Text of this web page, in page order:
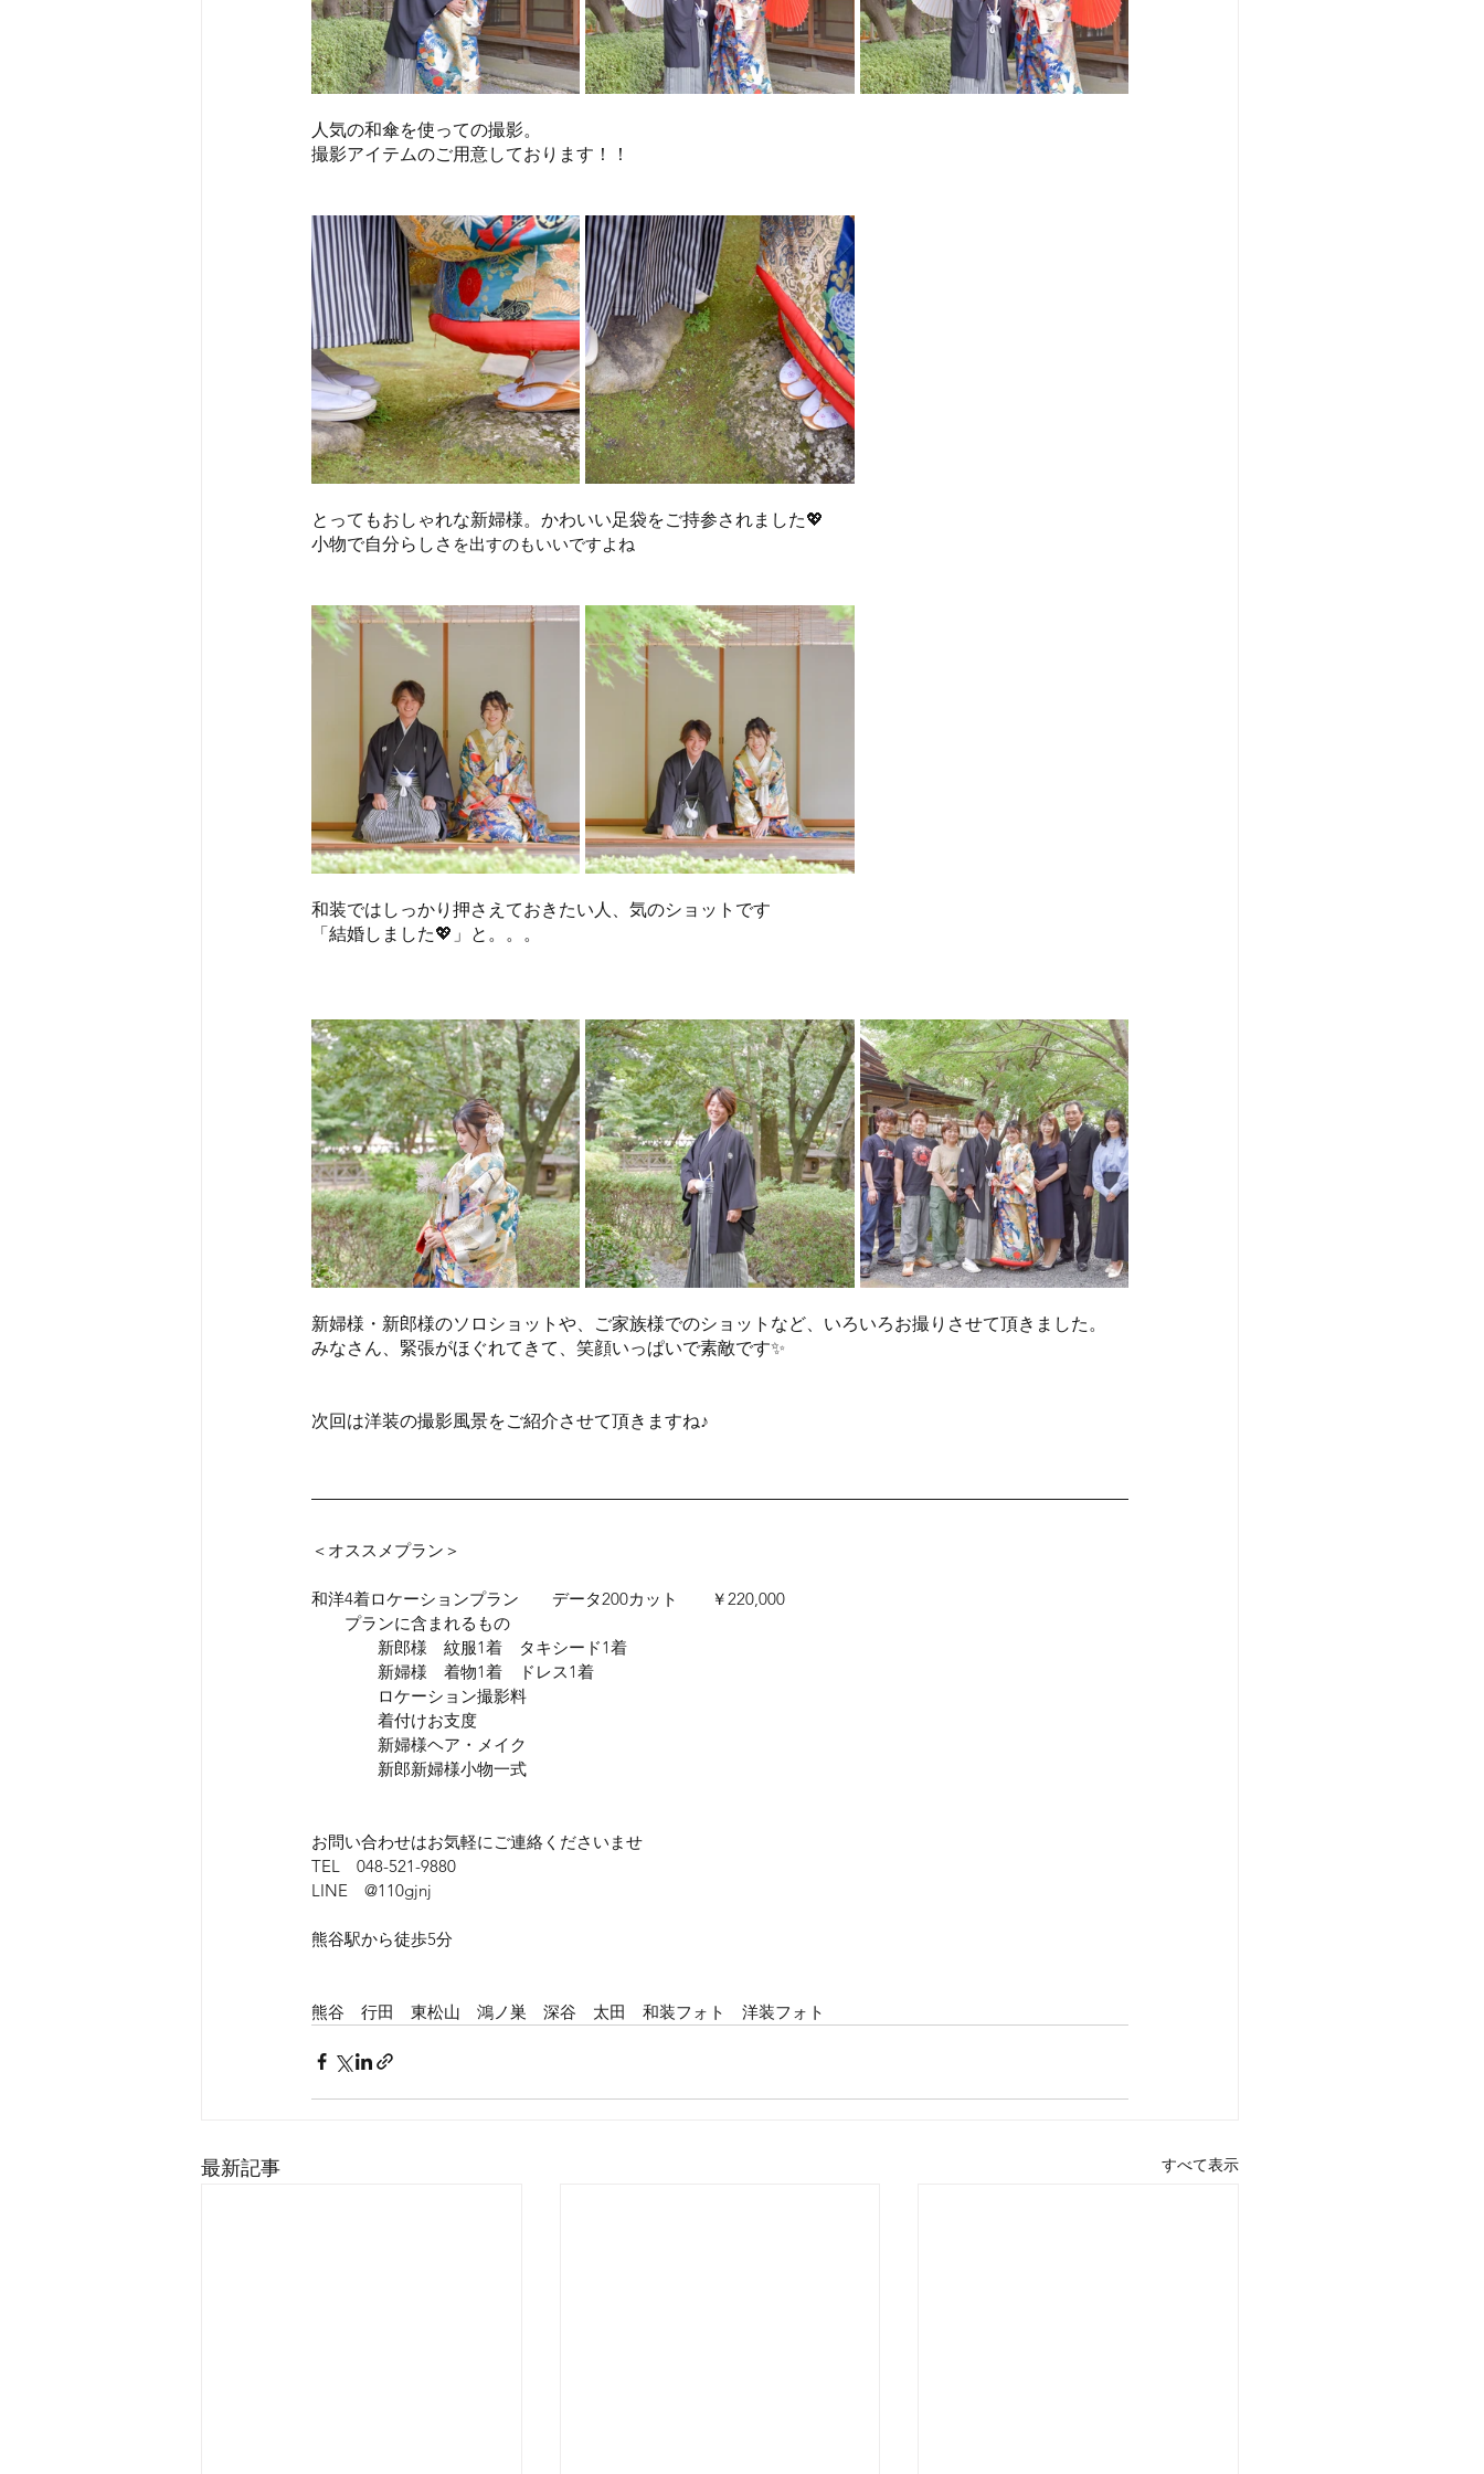
人気の和傘を使っての撮影。
撮影アイテムのご用意しております！！
とってもおしゃれな新婦様。かわいい足袋をご持参されました💖
小物で自分らしさ を出すのもいいですよね
和装ではしっかり押さえておきたい人、気のショットです
「結婚しました💖」と。。。
新婦様・新郎様のソロショットや、ご家族様でのショットなど、いろいろお撮りさせて頂きました。
みなさん、緊張がほぐれてきて、笑顔いっぱいで素敵です✨
次回は洋装の撮影風景をご紹介させて頂きますね♪
＜オススメプラン＞
和洋4着ロケーションプラン　　データ200カット　　￥220,000
プランに含まれるもの
新郎様　紋服1着　タキシード1着
新婦様　着物1着　ドレス1着
ロケーション撮影料
着付けお支度
新婦様ヘア・メイク
新郎新婦様小物一式
お問い合わせはお気軽にご連絡くださいませ
TEL　048-521-9880
LINE　@110gjnj
熊谷駅から徒歩5分
熊谷　行田　東松山　鴻ノ巣　深谷　太田　和装フォト　洋装フォト
最新記事 すべて表示